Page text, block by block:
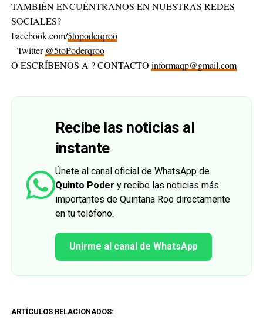
TAMBIÉN ENCUÉNTRANOS EN NUESTRAS REDES
SOCIALES?
Facebook.com/5topoderqroo
Twitter @5toPoderqroo
O ESCRÍBENOS A ? CONTACTO informaqp@gmail.com
Recibe las noticias al
instante
Únete al canal oficial de WhatsApp de
Quinto Poder y recibe las noticias más
importantes de Quintana Roo directamente
en tu teléfono.
Unirme al canal de WhatsApp
ARTÍCULOS RELACIONADOS: